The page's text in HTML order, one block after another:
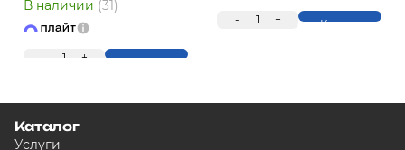
В наличии (31)
1 + Купить
- 1 + Купить
Каталог
Услуги